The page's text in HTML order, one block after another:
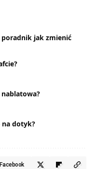
poradnik jak zmienić
na dotyk?
Facebook